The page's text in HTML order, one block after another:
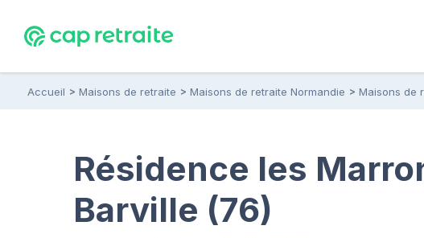
Accueil Maisons de retraite Maisons de retraite Normandie Maisons de
Résidence les
Barville (76)